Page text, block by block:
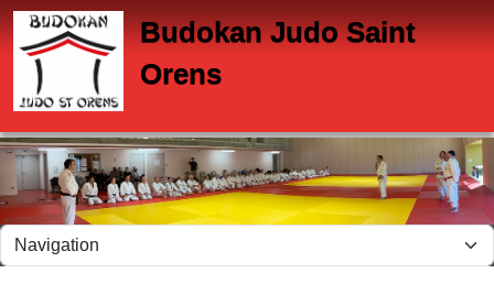
Budokan Judo Saint
Orens
Panneau de gestion des cookies